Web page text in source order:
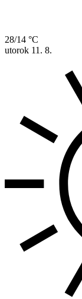
28/14 °C
utorok 11. 8.